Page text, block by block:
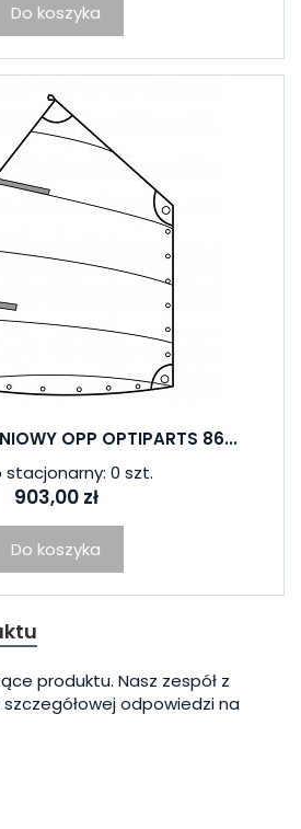
Do koszyka
OPP OPTIPARTS 86...
stacjonarny: 0 szt.
903,00 zł
Do koszyka
produktu. Nasz zespół z
odpowiedzi na